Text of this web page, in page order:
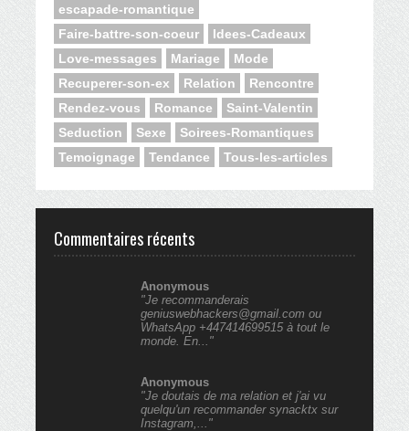
escapade-romantique
Faire-battre-son-coeur
Idees-Cadeaux
Love-messages
Mariage
Mode
Recuperer-son-ex
Relation
Rencontre
Rendez-vous
Romance
Saint-Valentin
Seduction
Sexe
Soirees-Romantiques
Temoignage
Tendance Tous-les-articles
Commentaires récents
Anonymous
"Je recommanderais
geniuswebhackers@gmail.com ou
WhatsApp +447414699515 à tout le
monde. En..."
Anonymous
"Je doutais de ma relation et j'ai vu
quelqu'un recommander synacktx sur
Instagram,..."